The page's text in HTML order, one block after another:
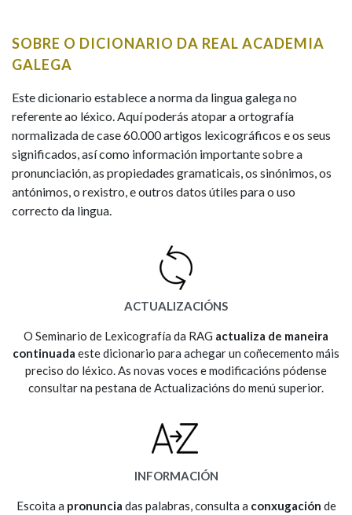
CASA-MUSEO EMILIA PARDO
HISTORIA
PRIMAVERA DAS LETRAS
PORTAL DAS PALABRAS
Comeza por
Remata por
Contén
Nos exemplos
Na fraseoloxía
Marcas gramaticais
SOBRE O DICIONARIO DA REAL ACADEMIA
GALEGA
Este dicionario establece a norma da lingua galega no
referente ao léxico. Aquí poderás atopar a ortografía
normalizada de case 60.000 artigos lexicográficos e os seus
significados, así como información importante sobre a
pronunciación, as propiedades gramaticais, os sinónimos, os
antónimos, o rexistro, e outros datos útiles para o uso
correcto da lingua.
ACTUALIZACIÓNS
O Seminario de Lexicografía da RAG actualiza de maneira
continuada este dicionario para achegar un coñecemento máis
preciso do léxico. As novas voces e modificacións pódense
consultar na pestana de Actualizacións do menú superior.
INFORMACIÓN
Escoita a pronuncia das palabras, consulta a conxugación de